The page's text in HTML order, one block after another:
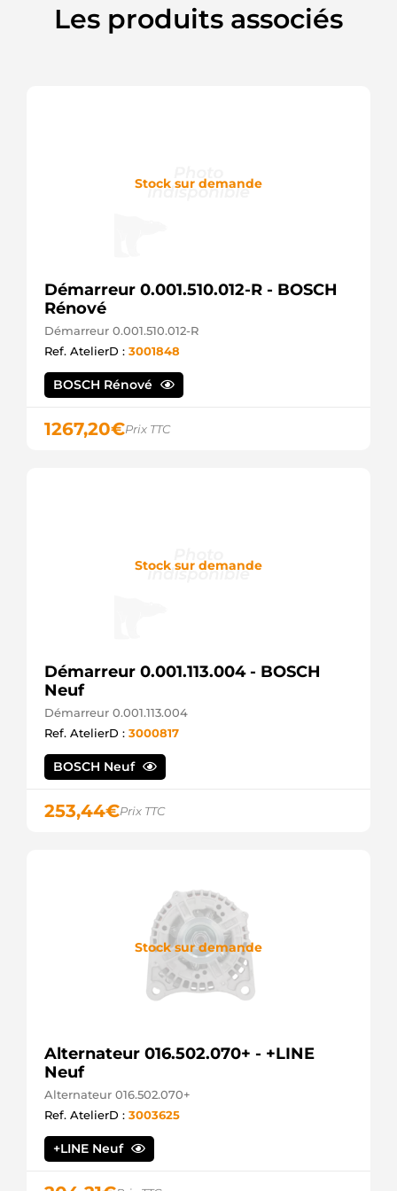
YF1Z10346FA
Ford
Les produits associés
Stock sur demande
Démarreur 0.001.510.012-R - BOSCH
Rénové
Démarreur 0.001.510.012-R
Ref. AtelierD : 3001848
BOSCH Rénové
1267,20€Prix TTC
Stock sur demande
Démarreur 0.001.113.004 - BOSCH
Neuf
Démarreur 0.001.113.004
Ref. AtelierD : 3000817
BOSCH Neuf
253,44€Prix TTC
Stock sur demande
Alternateur 016.502.070+ - +LINE
Neuf
Alternateur 016.502.070+
Ref. AtelierD : 3003625
+LINE Neuf